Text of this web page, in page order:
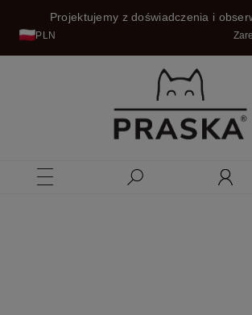
PLN
Projektujemy z doświadczenia i